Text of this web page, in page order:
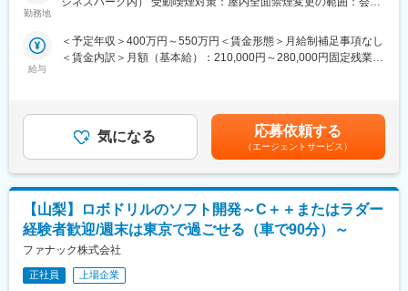
■特徴／魅力
の最先端技術に関わることができます。
◇顧客、技術や生産といった社内各部門と密に連携をはかりなが
ーズです。
品質保証部は約10名（20～30代メイン／うち過半数は出荷前検査
を担当）で構成されており、品管・品証を一体で担っています。
将来的な部門責任者候補あるいはマネジメント・リーダーとして
の活躍を期待しています。
■入社後のキャリアパス
品質保証のプロフェッショナルとして経験を積み、将来的には管
【具体的には】
・試作製品の成形条件を導く
前職アパレル販売、調理師、フリーター等、製造未経験の方も入
社しています。入社後は、各工程のリーダーがそれぞれの工程に
ついて、知識習得のフォローや業務指導をします。
【製品について】
同社で製造した金属部品を金型に挿入し、一体成形を行うインサ
ート成形を特に強みとしております。ワンストップで見積り収集
から製品製作ができるため、手間も省け安心して任せることがで
き、開発スピードの高速ニーズに対応します
勤務地
給与
＜予定年収＞400万円～550万円＜賃金形態＞月給制補足事項なし
＜賃金内訳＞月額（基本給）：210,000円～280,000円固定残業手
＞※上記年収は目安であり、詳細はスキル・経験を考慮し決定いた
します。■昇給：年1回■賞与：年2回賃金はあくまでも目安の金額
であり、選考を通じて上下する可能性があります。月給(月額)は固
定手当を含めた表記です。
気になる 応募依頼する
（エージェントサービス）
【山梨】ロボドリルのソフト開発～C＋＋またはラダー
経験者歓迎/週末は東京で過ごせる（車で90分）～
ファナック株式会社
正社員 上場企業